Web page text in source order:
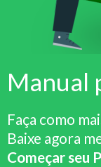
Manual
Faça como
Baixe agora
Começar seu